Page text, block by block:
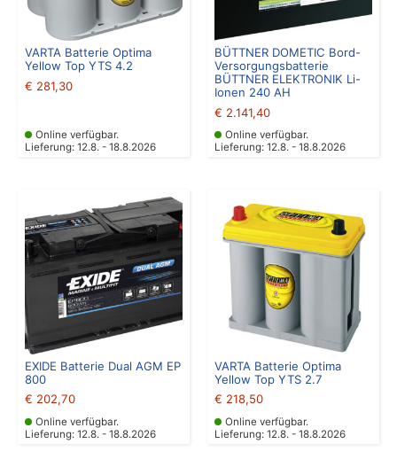
VARTA Batterie Optima
Yellow Top YTS 4.2
€ 281,30
Online verfügbar.
Lieferung: 12.8. - 18.8.2026
BÜTTNER DOMETIC Bord-
Versorgungsbatterie
BÜTTNER ELEKTRONIK Li-
Ionen 240 AH
€ 2.141,40
Online verfügbar.
Lieferung: 12.8. - 18.8.2026
EXIDE Batterie Dual AGM EP
800
€ 202,70
Online verfügbar.
Lieferung: 12.8. - 18.8.2026
VARTA Batterie Optima
Yellow Top YTS 2.7
€ 218,50
Online verfügbar.
Lieferung: 12.8. - 18.8.2026